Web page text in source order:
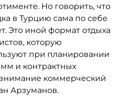
Но говорить, что
в Турцию сама по себе
Это иной формат отдыха
которую
при планировании
и контрактных
коммерческий
Арзуманов.